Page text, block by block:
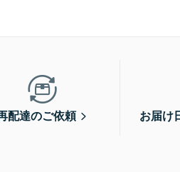
配達のご依頼 お届け